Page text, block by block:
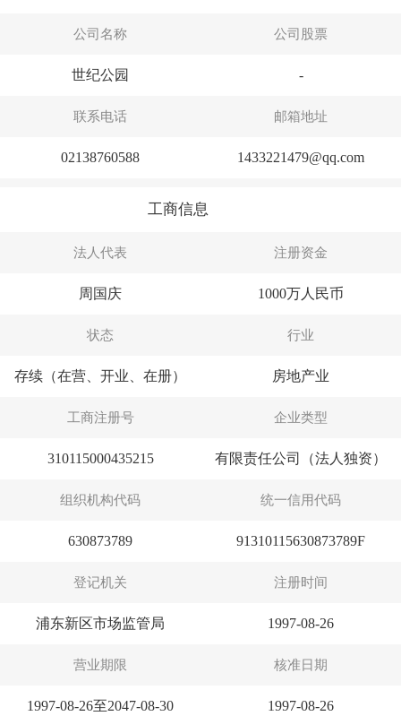
公司名称
世纪公园
公司股票
-
联系电话
02138760588
邮箱地址
1433221479@qq.com
工商信息
法人代表
周国庆
注册资金
1000万人民币
状态
存续（在营、开业、在册）
行业
房地产业
工商注册号
310115000435215
企业类型
有限责任公司（法人独资）
组织机构代码
630873789
统一信用代码
91310115630873789F
登记机关
浦东新区市场监管局
注册时间
1997-08-26
营业期限
1997-08-26至2047-08-30
核准日期
1997-08-26